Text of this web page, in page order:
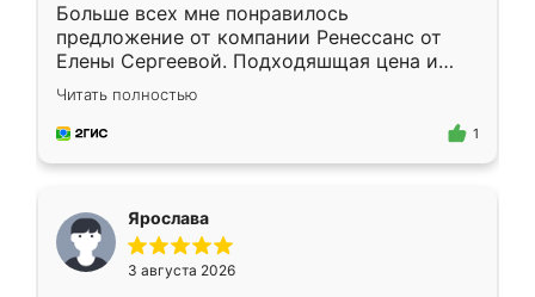
Больше всех мне понравилось
предложение от компании Ренессанс от
Елены Сергеевой. Подходяшщая цена и
короткие сроки изготовления. Приехавший
для замера сотрудник Владислав
предложил по моему эскизу самый
Читать полностью
1
Ярослава
3 августа 2026